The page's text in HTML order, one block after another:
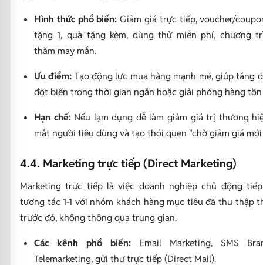
Hình thức phổ biến: Giảm giá trực tiếp, voucher/
tặng 1, quà tặng kèm, dùng thử miễn phí, chương
thăm may mắn.
Ưu điểm: Tạo động lực mua hàng mạnh mẽ, giúp tăng
đột biến trong thời gian ngắn hoặc giải phóng hàng
Hạn chế:Nếu lạm dụng dễ làm giảm giá trị thương
mắt người tiêu dùng và tạo thói quen "chờ giảm giá mới
4.4. Marketing trực tiếp (Direct Marketing)
Marketing trực tiếp là việc doanh nghiệp chủ động
tương tác 1-1 với nhóm khách hàng mục tiêu đã thu thập
trước đó, không thông qua trung gian.
Các kênh phổ biến: Email Marketing, SMS
Telemarketing, gửi thư trực tiếp (Direct Mail).